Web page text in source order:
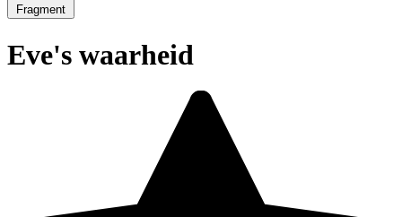
Fragment
Eve's waarheid